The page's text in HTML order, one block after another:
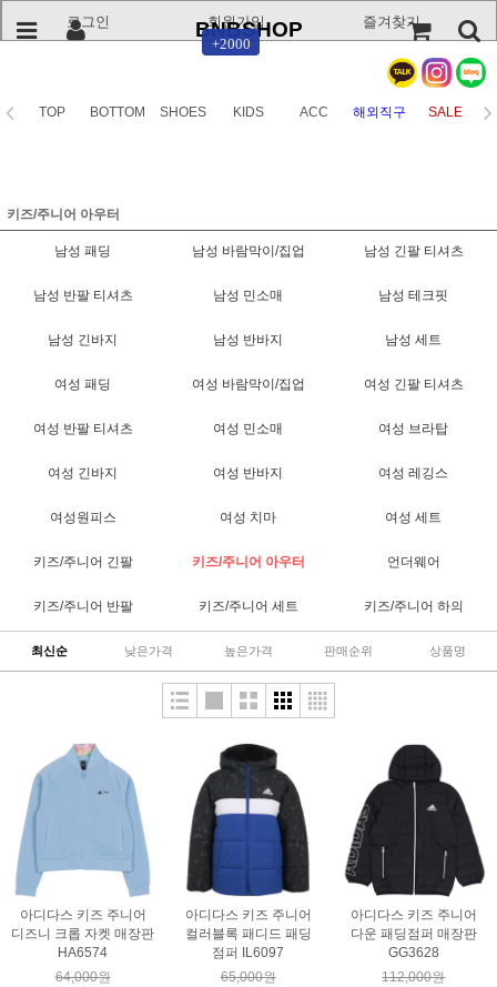
로그인
+2000
회원가입 즐겨찾기
BNBSHOP
TOP BOTTOM SHOES KIDS ACC 해외직구 SALE
키즈/주니어 아우터
남성 패딩 남성 바람막이/집업 남성 긴팔 티셔츠
남성 반팔 티셔츠 남성 민소매 남성 테크핏
남성 긴바지 남성 반바지 남성 세트
여성 패딩 여성 바람막이/집업 여성 긴팔 티셔츠
여성 반팔 티셔츠 여성 민소매 여성 브라탑
여성 긴바지 여성 반바지 여성 레깅스
여성원피스 여성 치마 여성 세트
키즈/주니어 긴팔 키즈/주니어 아우터 언더웨어
키즈/주니어 반팔 키즈/주니어 세트 키즈/주니어 하의
최신순 낮은가격 높은가격 판매순위 상품명
아디다스 키즈 주니어
디즈니 크롭 자켓 매장판
HA6574
64,000원
아디다스 키즈 주니어
컬러블록 패디드 패딩
점퍼 IL6097
65,000원
아디다스 키즈 주니어
다운 패딩점퍼 매장판
GG3628
112,000원